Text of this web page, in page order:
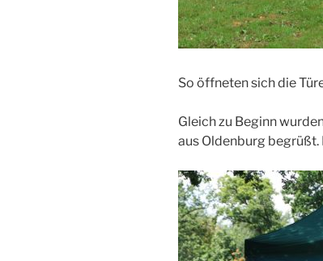
So öffneten sich die
Gleich zu Beginn
aus Oldenburg